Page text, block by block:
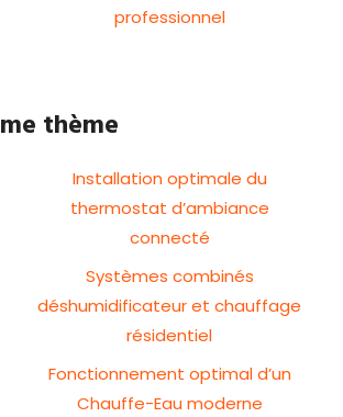
professionnel
thème
Installation optimale du
thermostat d’ambiance
connecté
Systèmes combinés
déshumidificateur et chauffage
résidentiel
Fonctionnement optimal d’un
Chauffe-Eau moderne